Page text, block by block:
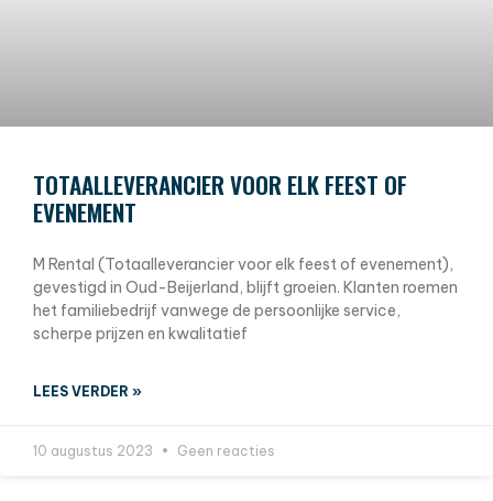
TOTAALLEVERANCIER VOOR ELK FEEST OF
EVENEMENT
M Rental (Totaalleverancier voor elk feest of evenement),
gevestigd in Oud-Beijerland, blijft groeien. Klanten roemen
het familiebedrijf vanwege de persoonlijke service,
scherpe prijzen en kwalitatief
LEES VERDER »
10 augustus 2023 Geen reacties